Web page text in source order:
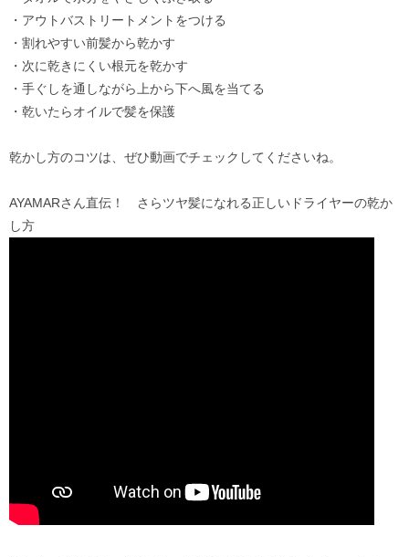
・アウトバストリートメントをつける
・割れやすい前髪から乾かす
・次に乾きにくい根元を乾かす
・手ぐしを通しながら上から下へ風を当てる
・乾いたらオイルで髪を保護
乾かし方のコツは、ぜひ動画でチェックしてくださいね。
AYAMARさん直伝！ さらツヤ髪になれる正しいドライヤーの乾か
し方